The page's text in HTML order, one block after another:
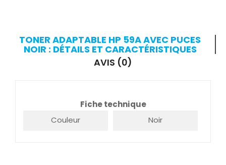
TONER ADAPTABLE HP 59A AVEC PUCES
NOIR : DÉTAILS ET CARACTÉRISTIQUES
AVIS (0)
Fiche technique
Couleur
Noir